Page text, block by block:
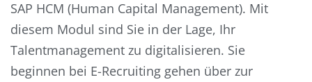
SAP HCM (Human Capital Management). Mit
diesem Modul sind Sie in der Lage, Ihr
Talentmanagement zu digitalisieren. Sie
beginnen bei E-Recruiting gehen über zur